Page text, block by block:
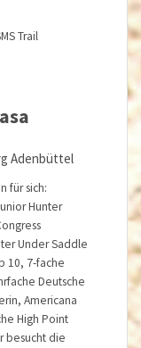
Trail
Adenbüttel
für sich:
Hunter
Under Saddle
10, 7-fache
Deutsche
Americana
High Point
besucht die